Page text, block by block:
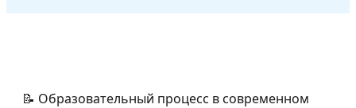
📝 Образовательный процесс в современном